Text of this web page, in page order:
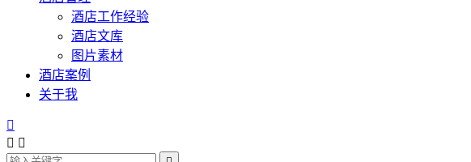
酒店工作经验
酒店文库
图片素材
酒店案例
关于我

 